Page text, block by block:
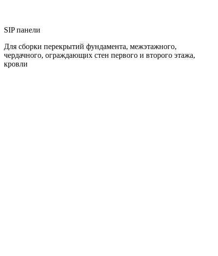
SIP панели
Для сборки перекрытий фундамента, межэтажного,
чердачного, ограждающих стен первого и второго этажа,
кровли